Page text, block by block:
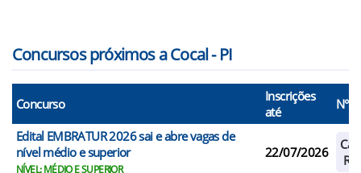
Concursos próximos a Cocal - PI
Concurso
Inscrições
até
N°
Edital EMBRATUR 2026 sai e abre vagas de
nível médio e superior
NÍVEL: MÉDIO E SUPERIOR
22/07/2026